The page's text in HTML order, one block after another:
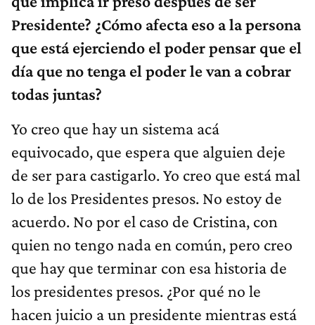
Presidente? ¿Cómo afecta eso a la persona
que está ejerciendo el poder pensar que el
día que no tenga el poder le van a cobrar
todas juntas?
Yo creo que hay un sistema acá
equivocado, que espera que alguien deje
de ser para castigarlo. Yo creo que está mal
lo de los Presidentes presos. No estoy de
acuerdo. No por el caso de Cristina, con
quien no tengo nada en común, pero creo
que hay que terminar con esa historia de
los presidentes presos. ¿Por qué no le
hacen juicio a un presidente mientras está